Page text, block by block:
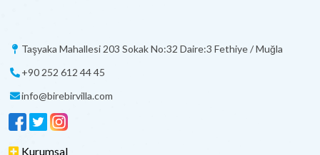
Taşyaka Mahallesi 203 Sokak No:32 Daire:3 Fethiye / Muğla
+90 252 612 44 45
info@birebirvilla.com
Kurumsal